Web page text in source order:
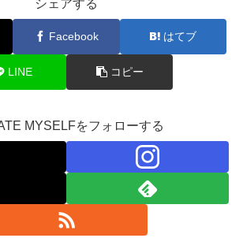
シェアする
Facebook はてブ
LINE コピー
MYSELFをフォローする